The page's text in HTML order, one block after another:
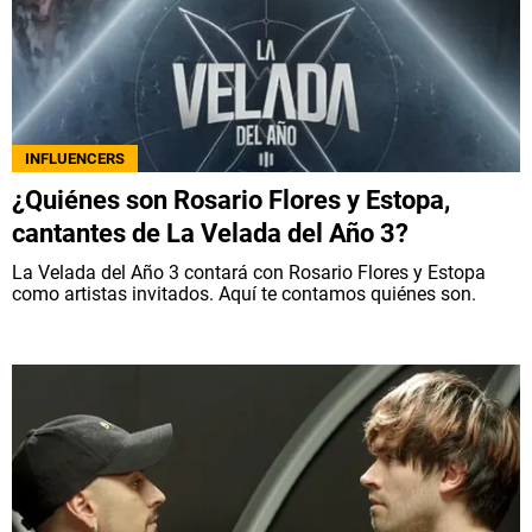
INFLUENCERS
¿Quiénes son Rosario Flores y Estopa,
cantantes de La Velada del Año 3?
La Velada del Año 3 contará con Rosario Flores y Estopa
como artistas invitados. Aquí te contamos quiénes son.